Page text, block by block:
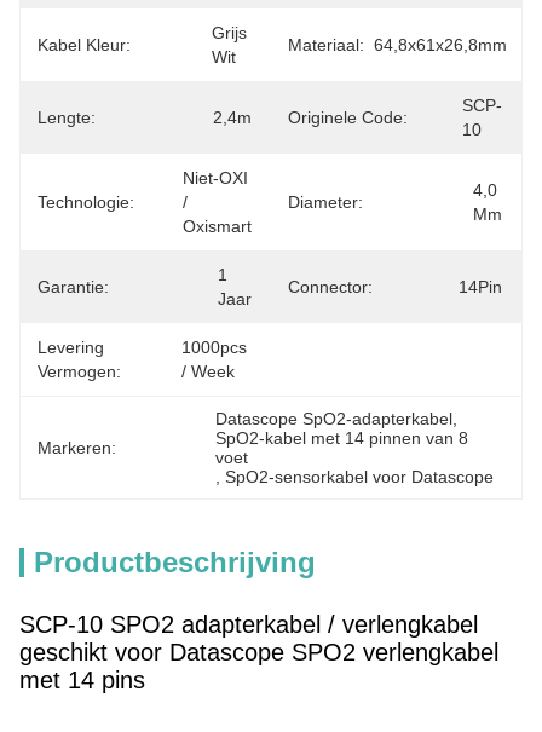
Kabel Kleur:
Grijs
Wit
Materiaal: 64,8x61x26,8mm
Lengte: 2,4m Originele Code:
SCP-
10
Technologie:
Niet-OXI
/
Oxismart
Diameter:
4,0
Mm
Garantie:
1
Jaar
Connector: 14Pin
Levering
Vermogen:
1000pcs
/ Week
Markeren:
Datascope SpO2-adapterkabel
SpO2-kabel met 14 pinnen van 8
voet
, SpO2-sensorkabel voor Datascope
Productbeschrijving
SCP-10 SPO2 adapterkabel / verlengkabel
geschikt voor Datascope SPO2 verlengkabel
met 14 pins